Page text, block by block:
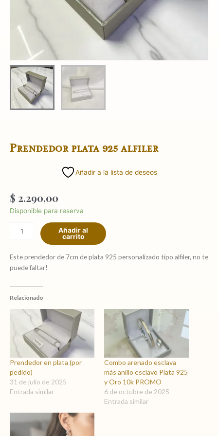
Prendedor plata 925 alfiler
Añadir a la lista de deseos
$ 2.290,00
Disponible para reserva
Prendedor
925
cantidad
Añadir al
carrito
Este prendedor de 7cm de plata 925 personalizado tipo alfiler, no te
puede faltar!
Relacionado
Prendedor en plata (por
pedido)
31 de julio de 2025
Entrada similar
Combo arenado esclava
más anillo esclavo Plata 925
y Oro 10k PROMO
6 de octubre de 2025
Entrada similar